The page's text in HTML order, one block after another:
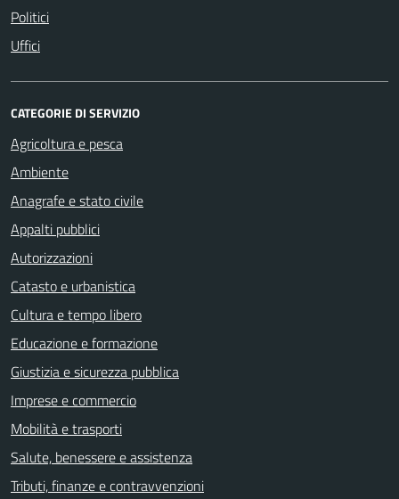
Politici
Uffici
CATEGORIE DI SERVIZIO
Agricoltura e pesca
Ambiente
Anagrafe e stato civile
Appalti pubblici
Autorizzazioni
Catasto e urbanistica
Cultura e tempo libero
Educazione e formazione
Giustizia e sicurezza pubblica
Imprese e commercio
Mobilità e trasporti
Salute, benessere e assistenza
Tributi, finanze e contravvenzioni